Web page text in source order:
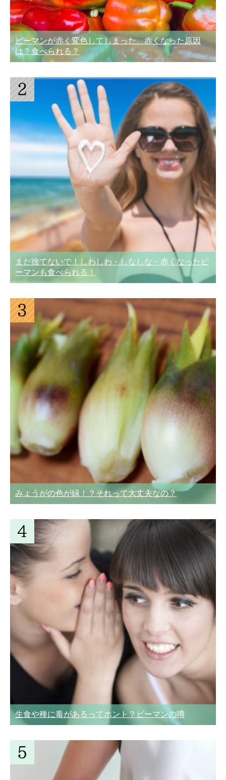
ピーマンが赤く変色してしまった、赤くなった原因
は？食べられる？
まだ捨てないで！しわしわ・しなしな・赤くなったピ
ーマンも食べられる！
みょうがの色が緑！？それって大丈夫なの？
生食や種に毒があるってホント？ピーマンの噂